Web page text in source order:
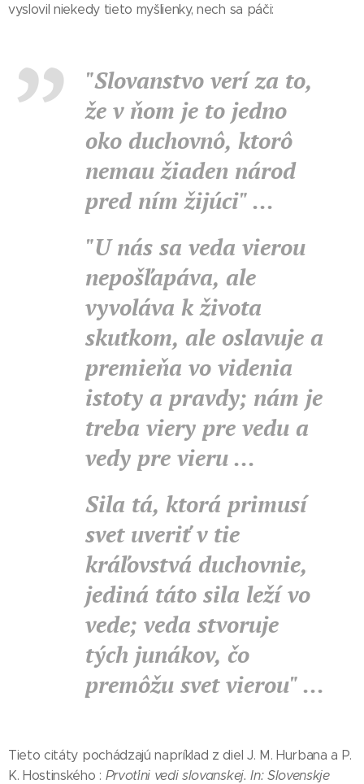
vyslovil niekedy tieto myšlienky, nech sa páči:
"Slovanstvo verí za to,
že v ňom je to jedno
oko duchovnô, ktorô
nemau žiaden národ
pred ním žijúci" ...
"U nás sa veda vierou
nepošľapáva, ale
vyvoláva k života
skutkom, ale oslavuje a
premieňa vo videnia
istoty a pravdy; nám je
treba viery pre vedu a
vedy pre vieru ...
Sila tá, ktorá primusí
svet uveriť v tie
kráľovstvá duchovnie,
jediná táto sila leží vo
vede; veda stvoruje
tých junákov, čo
premôžu svet vierou" ...
Tieto citáty pochádzajú napríklad z diel J. M. Hurbana a P.
K. Hostinského : Prvoťini vedi slovanskej. In: Slovenskje